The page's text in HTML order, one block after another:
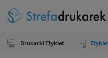
Drukarki Etykiet